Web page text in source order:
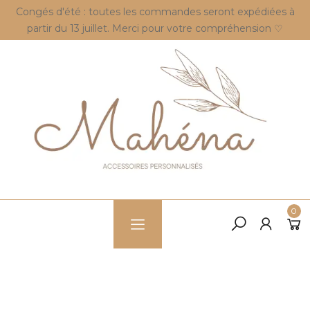
Congés d'été : toutes les commandes seront expédiées à
partir du 13 juillet. Merci pour votre compréhension ♡
0